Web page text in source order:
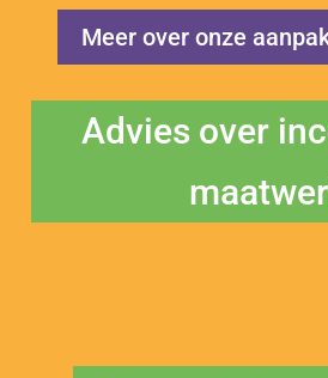
Meer over onze
Advies over